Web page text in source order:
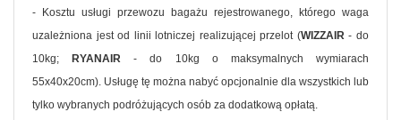
- Kosztu usługi przewozu bagażu rejestrowanego, którego waga
uzależniona jest od linii lotniczej realizującej przelot (WIZZAIR- do
10kg;
RYANAIR - do 10kg o maksymalnych wymiarach
55x40x20cm). Usługę tę można nabyć opcjonalnie dla wszystkich lub
tylko wybranych podróżujących osób za dodatkową opłatą.